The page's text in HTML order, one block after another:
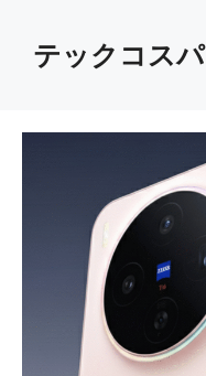
contentテックコスパ